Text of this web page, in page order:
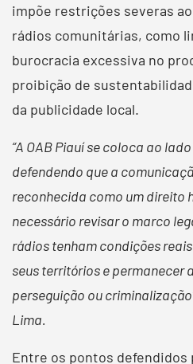
impõe restrições severas
rádios comunitárias, como
burocracia excessiva no
proibição de
da publicidade local.
“A OAB Piauí se coloca ao
defendendo que a
reconhecida como um direito
necessário revisar o marco
rádios tenham condições
seus territórios e permanecer
perseguição ou
Lima.
Entre os pontos defendidos